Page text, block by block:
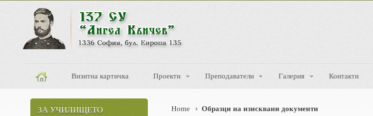
Визитна картичка Проекти Преподаватели Галерия Контакти
Home Образци на изисквани документи
ЗА УЧИЛИЩЕТО